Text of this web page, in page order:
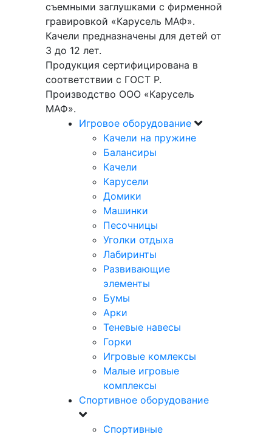
съемными заглушками с фирменной
гравировкой «Карусель МАФ».
Качели предназначены для детей от
3 до 12 лет.
Продукция сертифицирована в
соответствии с ГОСТ Р.
Производство ООО «Карусель
МАФ».
Игровое оборудование
Качели на пружине
Балансиры
Качели
Карусели
Домики
Машинки
Песочницы
Уголки отдыха
Лабиринты
Развивающие
элементы
Бумы
Арки
Теневые навесы
Горки
Игровые комлексы
Малые игровые
комплексы
Спортивное оборудование
Спортивные